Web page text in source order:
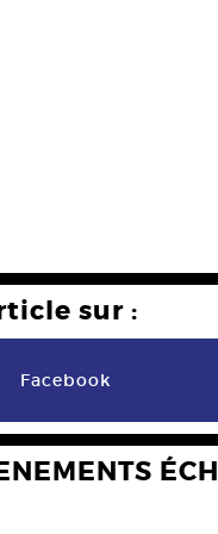
sur :
Facebook